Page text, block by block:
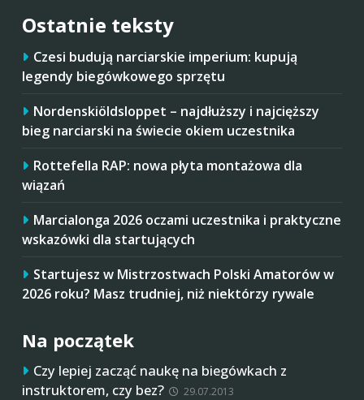
Ostatnie teksty
Czesi budują narciarskie imperium: kupują
legendy biegówkowego sprzętu
Nordenskiöldsloppet – najdłuższy i najcięższy
bieg narciarski na świecie okiem uczestnika
Rottefella RAP: nowa płyta montażowa dla
wiązań
Marcialonga 2026 oczami uczestnika i praktyczne
wskazówki dla startujących
Startujesz w Mistrzostwach Polski Amatorów w
2026 roku? Masz trudniej, niż niektórzy rywale
Na początek
Czy lepiej zacząć naukę na biegówkach z
instruktorem, czy bez?
29.07.2013